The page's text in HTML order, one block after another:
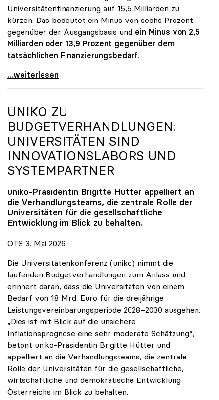
Universitätenfinanzierung auf 15,5 Milliarden zu
kürzen. Das bedeutet ein Minus von sechs Prozent
gegenüber der Ausgangsbasis und ein Minus von 2,5
Milliarden oder 13,9 Prozent gegenüber dem
tatsächlichen Finanzierungsbedarf.
\"Österreich ist für die heimischen Universitäten
...weiterlesen
UNIKO ZU
BUDGETVERHANDLUNGEN:
UNIVERSITÄTEN SIND
INNOVATIONSLABORS UND
SYSTEMPARTNER
uniko-Präsidentin Brigitte Hütter appelliert an
die Verhandlungsteams, die zentrale Rolle der
Universitäten für die gesellschaftliche
Entwicklung im Blick zu behalten.
OTS 3. Mai 2026
Die Universitätenkonferenz (uniko) nimmt die
laufenden Budgetverhandlungen zum Anlass und
erinnert daran, dass die Universitäten von einem
Bedarf von 18 Mrd. Euro für die dreijährige
Leistungsvereinbarungsperiode 2028–2030 ausgehen.
„Dies ist mit Blick auf die unsichere
Inflationsprognose eine sehr moderate Schätzung“,
betont uniko-Präsidentin Brigitte Hütter und
appelliert an die Verhandlungsteams, die zentrale
Rolle der Universitäten für die gesellschaftliche,
wirtschaftliche und demokratische Entwicklung
Österreichs im Blick zu behalten.